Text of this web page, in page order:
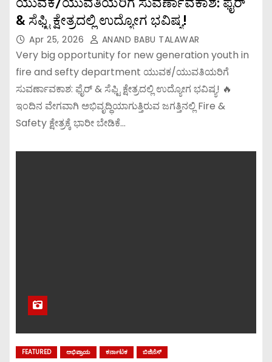
& ಸೆಫ್ಟಿ ಕ್ಷೇತ್ರದಲ್ಲಿ ಉದ್ಯೋಗ ಭವಿಷ್ಯ!
Apr 25, 2026 ANAND BABU TALAWAR
Very big opportunity for new generation youth in
fire and sefty department ಯುವಕ/ಯುವತಿಯರಿಗೆ
ಸುವರ್ಣಾವಕಾಶ: ಫೈರ್ & ಸೆಫ್ಟಿ ಕ್ಷೇತ್ರದಲ್ಲಿ ಉದ್ಯೋಗ ಭವಿಷ್ಯ! 🔥
ಇಂದಿನ ವೇಗವಾಗಿ ಅಭಿವೃದ್ಧಿಯಾಗುತ್ತಿರುವ ಜಗತ್ತಿನಲ್ಲಿ Fire &
Safety ಕ್ಷೇತ್ರಕ್ಕೆ ಭಾರೀ ಬೇಡಿಕೆ…
FEATURED ಅಭಿಪ್ರಾಯ ಕರ್ನಾಟಕ ಬಿಜಿನೆಸ್